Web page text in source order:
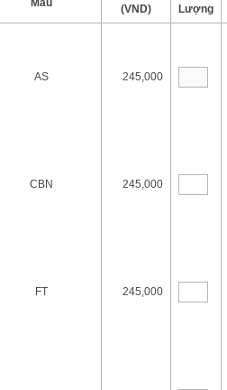
Màu
(VND)
Lượng
AS 245,000
CBN 245,000
FT 245,000